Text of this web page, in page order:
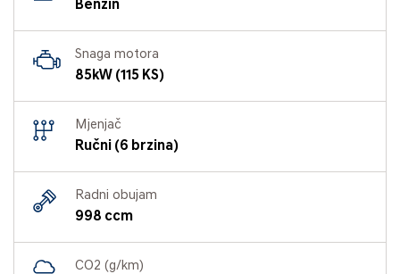
Benzin
Snaga motora
85kW (115 KS)
Mjenjač
Ručni (6 brzina)
Radni obujam
998 ccm
CO2 (g/km)